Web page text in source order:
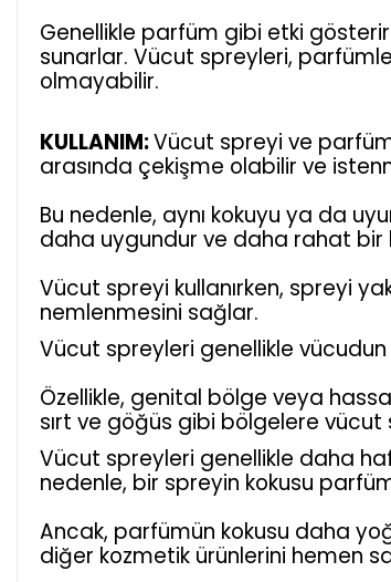
Genellikle parfüm gibi etki
sunarlar. Vücut spreyleri,
olmayabilir.
KULLANIM:Vücut spreyi ve
arasında çekişme olabilir ve
Bu nedenle, aynı kokuyu ya da
daha uygundur ve daha rahat bir
Vücut spreyi kullanırken, spreyi
nemlenmesini sağlar.
Vücut spreyleri genellikle
Özellikle, genital bölge veya
sırt ve göğüs gibi bölgelere
Vücut spreyleri genellikle daha
nedenle, bir spreyin kokusu
Ancak, parfümün kokusu daha
diğer kozmetik ürünlerini hemen